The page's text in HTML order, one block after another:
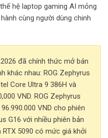
hệ laptop gaming AI mỏng
cùng người dùng chinh
đã chính thức mở bán
khác nhau: ROG Zephyrus
Core Ultra 9 386H và
VND. ROG Zephyrus
VND cho phiên
G16 với nhiều phiên bản
5090 có mức giá khởi